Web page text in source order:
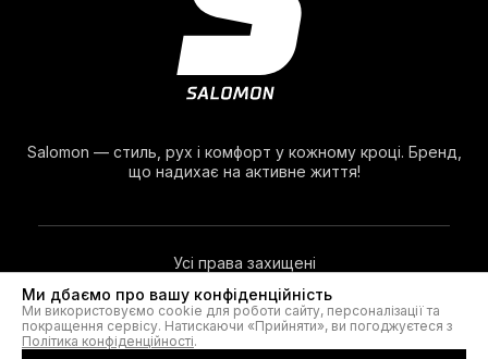
Salomon — стиль, рух і комфорт у кожному кроці. Бренд,
що надихає на активне життя!
Усі права захищені
© 2026. Salomon®
Ми дбаємо про вашу конфіденційність
Ми використовуємо cookie для роботи сайту, персоналізації та
покращення сервісу. Натискаючи «Прийняти», ви погоджуєтеся з
Політика конфіденційності.